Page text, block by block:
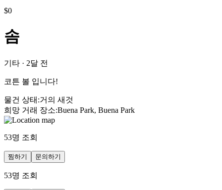
$0
솜
기타 · 2달 전
코튼 볼 입니다!
물건 상태 :거의 새것
희망 거래 장소:Buena Park, Buena Park
53명 조회
찜하기 문의하기
53명 조회